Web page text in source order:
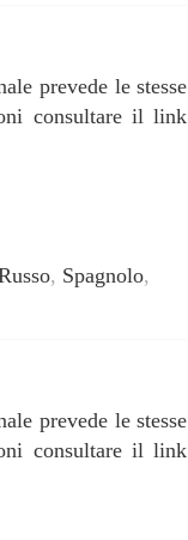
prevede le stesse
consultare il link
, Spagnolo,
prevede le stesse
consultare il link